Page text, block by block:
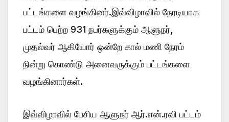
பட்டங்களை வழங்கினர்.இவ்விழாவில் நேரடியாக
பட்டம் பெற்ற 931 நபர்களுக்கும் ஆளுநர்,
முதல்வர் ஆகியோர் ஒன்றே கால் மணி நேரம்
நின்று கொண்டு அனைவருக்கும் பட்டங்களை
வழங்கினார்கள்.
இவ்விழாவில் பேசிய ஆளுநர் ஆர்.என்.ரவி பட்டம்